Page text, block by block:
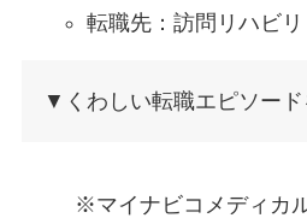
転職先：訪問リハビリ
▼くわしい転職エピソード
※マイナビコメディカ